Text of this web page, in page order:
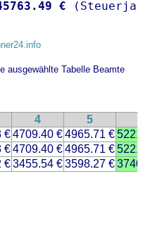
€
ausgewählte Tabelle Beamte
4 5
€4709.40 €4965.71 €
€4709.40 €4965.71 €
€3455.54 €3598.27 €